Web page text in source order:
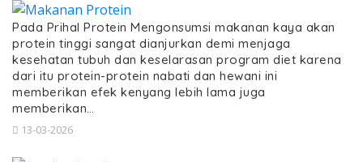
Pada Prihal Protein Mengonsumsi makanan kaya akan
protein tinggi sangat dianjurkan demi menjaga
kesehatan tubuh dan keselarasan program diet karena
dari itu protein-protein nabati dan hewani ini
memberikan efek kenyang lebih lama juga
memberikan…
13-03-2026